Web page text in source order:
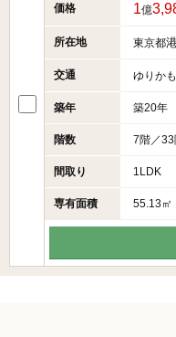
価格 1億
所在地 東京都
交通 ゆりか
築年 築20年
階数 7階／
間取り 1LDK
専有面積 55.13㎡